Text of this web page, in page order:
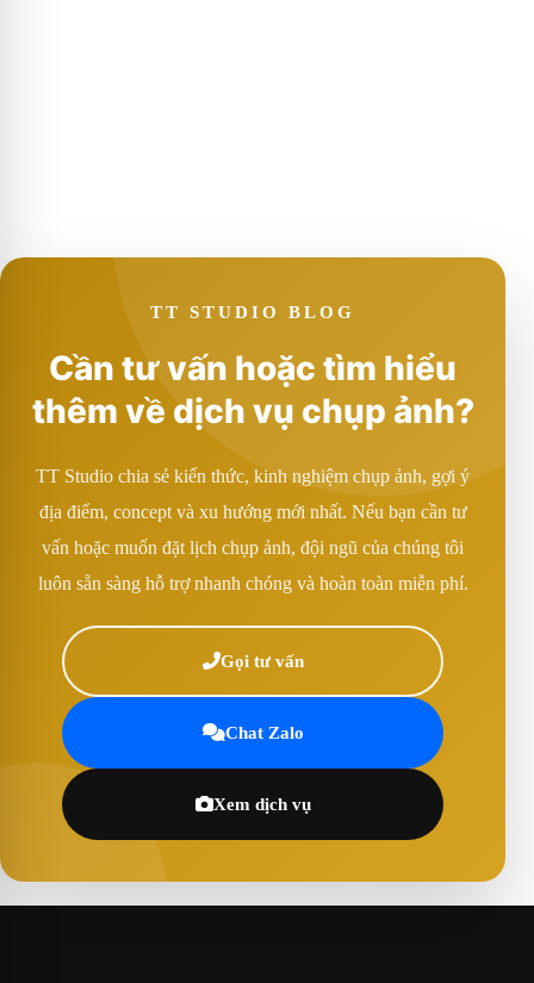
TT STUDIO BLOG
Cần tư vấn hoặc tìm hiểu
thêm về dịch vụ chụp ảnh?
TT Studio chia sẻ kiến thức, kinh nghiệm chụp ảnh, gợi ý
địa điểm, concept và xu hướng mới nhất. Nếu bạn cần tư
vấn hoặc muốn đặt lịch chụp ảnh, đội ngũ của chúng tôi
luôn sẵn sàng hỗ trợ nhanh chóng và hoàn toàn miễn phí.
Gọi tư vấn
Chat Zalo
Xem dịch vụ